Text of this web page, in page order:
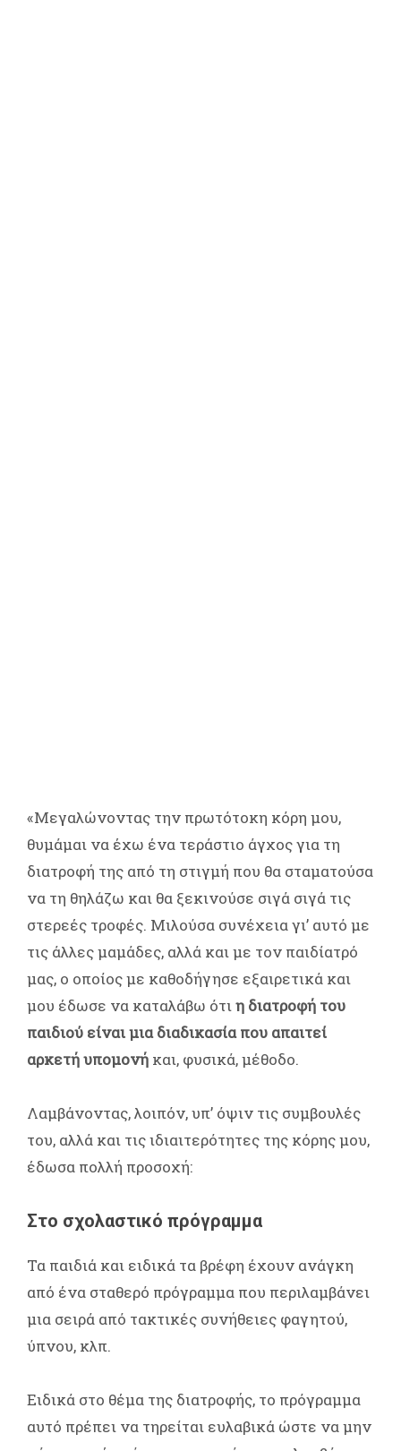
«Μεγαλώνοντας την πρωτότοκη κόρη μου,
θυμάμαι να έχω ένα τεράστιο άγχος για τη
διατροφή της από τη στιγμή που θα σταματούσα
να τη θηλάζω και θα ξεκινούσε σιγά σιγά τις
στερεές τροφές. Μιλούσα συνέχεια γι’ αυτό με
τις άλλες μαμάδες, αλλά και με τον παιδίατρό
μας, ο οποίος με καθοδήγησε εξαιρετικά και
μου έδωσε να καταλάβω ότιη διατροφή του
παιδιού είναι μια διαδικασία που απαιτεί
αρκετή υπομονή και, φυσικά, μέθοδο.
Λαμβάνοντας, λοιπόν, υπ’ όψιν τις συμβουλές
του, αλλά και τις ιδιαιτερότητες της κόρης μου,
έδωσα πολλή προσοχή:
Στο σχολαστικό πρόγραμμα
Τα παιδιά και ειδικά τα βρέφη έχουν ανάγκη
από ένα σταθερό πρόγραμμα που περιλαμβάνει
μια σειρά από τακτικές συνήθειες φαγητού,
ύπνου, κλπ.
Ειδικά στο θέμα της διατροφής, το πρόγραμμα
αυτό πρέπει να τηρείται ευλαβικά ώστε να μην